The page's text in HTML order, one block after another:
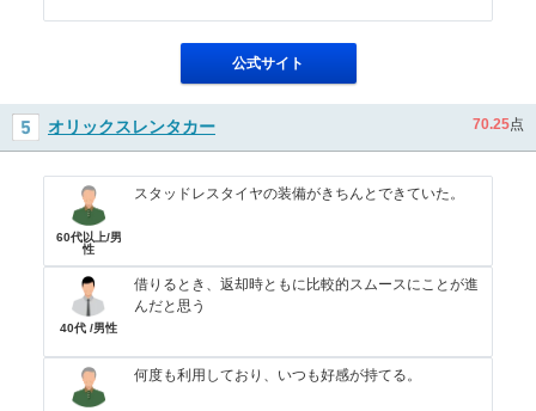
公式サイト
オリックスレンタカー 70.25点
60代以上/男
性
スタッドレスタイヤの装備がきちんとできていた。
40代 /男性
借りるとき、返却時ともに比較的スムースにことが進
んだと思う
何度も利用しており、いつも好感が持てる。